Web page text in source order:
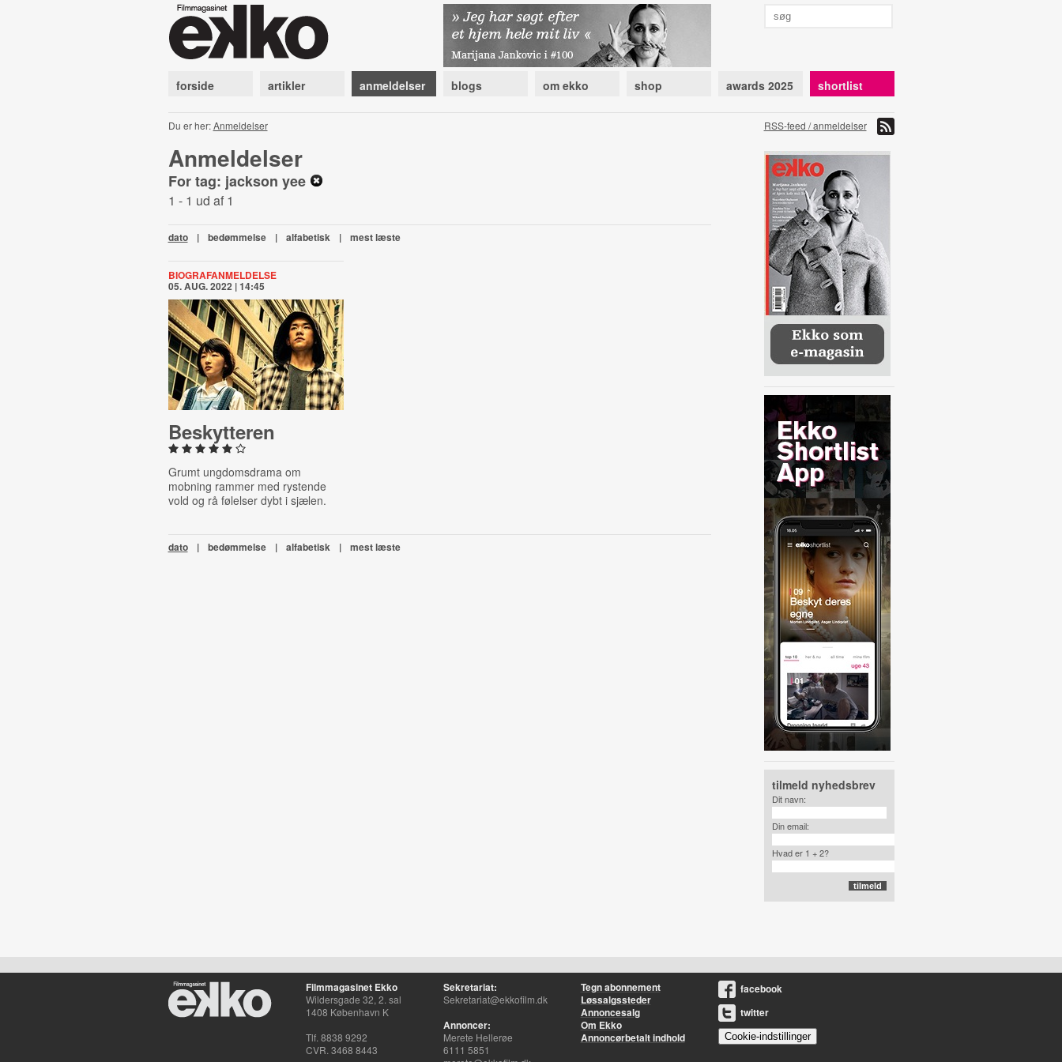
forside artikler anmeldelser blogs om ekko shop awards 2025 shortlist
Du er her:Anmeldelser RSS-feed / anmeldelser
Anmeldelser
For tag: jackson yee
1 - 1 ud af 1
dato | bedømmelse | alfabetisk | mest læste
BIOGRAFANMELDELSE
05. AUG. 2022 | 14:45
Be­skyt­te­ren
Grumt ungdomsdrama om
mobning rammer med rystende
vold og rå følelser dybt i sjælen.
dato | bedømmelse | alfabetisk | mest læste
tilmeld nyhedsbrev
Dit navn:
Din email:
Hvad er 1 + 2?
Filmmagasinet Ekko
Wildersgade 32, 2. sal
1408 København K
Tlf. 8838 9292
CVR. 3468 8443
Sekretariat:
Sekretariat@ekkofilm.dk
Annoncer:
Merete Hellerøe
6111 5851
Tegn abonnement
Løssalgssteder
Annoncesalg
Om Ekko
Annoncørbetalt indhold
facebook
twitter
Cookie-indstillinger